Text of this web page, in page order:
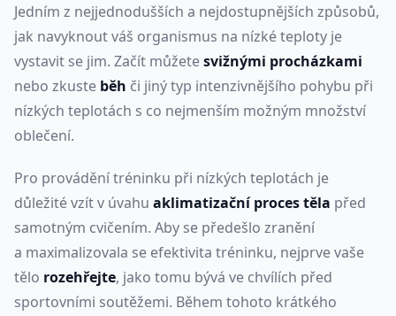
Jedním z nejjednodušších a nejdostupnějších způsobů,
jak navyknout váš organismus na nízké teploty je
vystavit se jim. Začít můžetesvižnými procházkami
nebo zkuste běh či jiný typ intenzivnějšího pohybu při
nízkých teplotách s co nejmenším možným množství
oblečení.
Pro provádění tréninku při nízkých teplotách je
důležité vzít v úvahu aklimatizační proces těla před
samotným cvičením. Aby se předešlo zranění
a maximalizovala se efektivita tréninku, nejprve vaše
tělo rozehřejte, jako tomu bývá ve chvílích před
sportovními soutěžemi. Během tohoto krátkého